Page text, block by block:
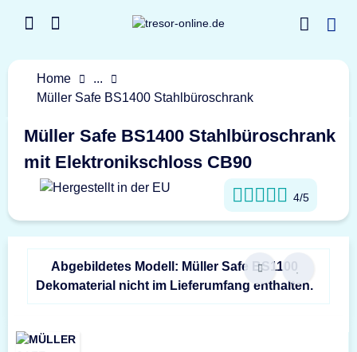
Home
...
Müller Safe BS1400 Stahlbüroschrank
Müller Safe BS1400 Stahlbüroschrank
mit Elektronikschloss CB90
4/5
Abgebildetes Modell: Müller Safe BS1100
Dekomaterial nicht im Lieferumfang enthalten.